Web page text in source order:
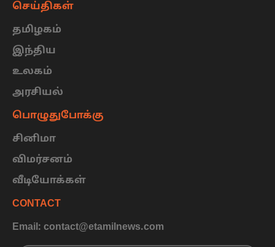
செய்திகள்
தமிழகம்
இந்திய
உலகம்
அரசியல்
பொழுதுபோக்கு
சினிமா
விமர்சனம்
வீடியோக்கள்
CONTACT
Email: contact@etamilnews.com